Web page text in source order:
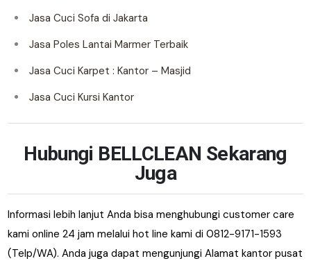
Jasa Cuci Sofa di Jakarta
Jasa Poles Lantai Marmer Terbaik
Jasa Cuci Karpet : Kantor – Masjid
Jasa Cuci Kursi Kantor
Hubungi BELLCLEAN Sekarang
Juga
Informasi lebih lanjut Anda bisa menghubungi customer care
kami online 24 jam melalui hot line kami di 0812-9171-1593
(Telp/WA). Anda juga dapat mengunjungi Alamat kantor pusat